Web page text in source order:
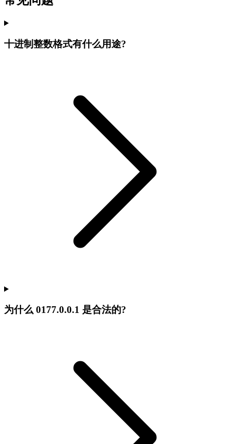
十进制整数格式有什么用途?
为什么 0177.0.0.1 是合法的?